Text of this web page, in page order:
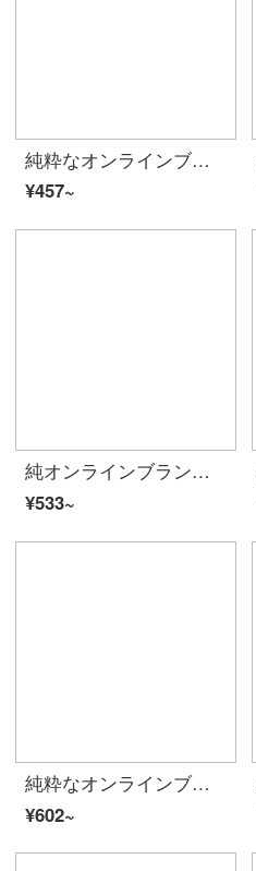
純粋なオンラインブランドA 21夏には、2020甘い男女Tシャッツのファッション的な男性上着の丸首半袖シャツの女性百組のカップル服R 40212130 1220男性モデル-ホワイトS
¥457~
純オンラインブランドA 21夏には2020レディ・スーフを新着しています。プリント女性のゆったりしたTシャッツが肩に落ちます。半袖シャツファッションtee短いF 4 02231095ピンク緑165/88 A/L
¥533~
純粋なオンラインブランドA 21夏2020プリントの襟半袖を持っています。ゆったりと肩を落とすTシャツカップルの上着F 02031001特白170/84 A/M
¥602~